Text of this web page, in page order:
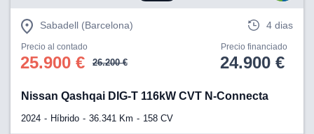
Sabadell (Barcelona) 4 dias
Precio al contado
25.900 € 26.200 €
Precio financiado
24.900 €
Nissan Qashqai DIG-T 116kW CVT N-Connecta
2024 Híbrido 36.341 Km 158 CV